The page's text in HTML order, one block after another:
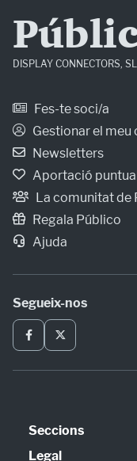
Públic
DISPLAY CONNECTORS,
Fes-te soci/a
Gestionar el
Newsletters
Aportació
La comunitat de
Regala Público
Ajuda
Segueix-nos
Seccions
Política
Legal